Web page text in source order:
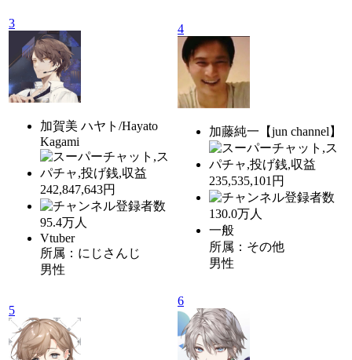
3
加賀美 ハヤト/Hayato
Kagami
242,847,643円
95.4万人
Vtuber
所属：にじさんじ
男性
4
加藤純一【jun channel】
235,535,101円
130.0万人
一般
所属：その他
男性
5
6